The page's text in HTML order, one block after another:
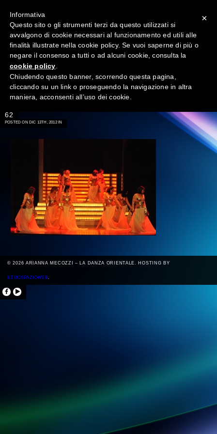
→
62
POSTED ON DIC 13TH, 2012 IN
© 2026 ARIANNA MECOZZI – LA DANZA ORIENTALE. HOSTING BY
ILTUOSPAZIOWEB.
×
Informativa
Questo sito o gli strumenti terzi da questo utilizzati si
avvalgono di cookie necessari al funzionamento ed utili alle
finalità illustrate nella cookie policy. Se vuoi saperne di più o
negare il consenso a tutti o ad alcuni cookie, consulta la
cookie policy
Chiudendo questo banner, scorrendo questa pagina,
cliccando su un link o proseguendo la navigazione in altra
maniera, acconsenti all’uso dei cookie.